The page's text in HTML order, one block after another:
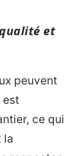
et
peuvent
est
ce qui
la